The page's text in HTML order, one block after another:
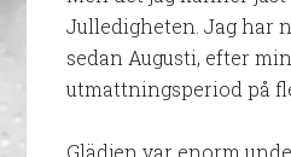
Julledigheten. Jag har
sedan Augusti, efter
utmattningsperiod på
Glädjen var enorm